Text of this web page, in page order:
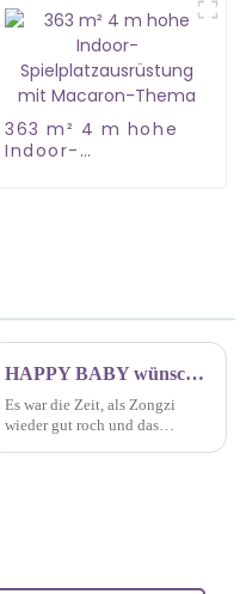
363 m² 4 m hohe
Indoor-
HAPPY BABY wünscht allen Mitarbeitern ein frohes Drachenbootfest
Es war die Zeit, als Zongzi
wieder gut roch und das